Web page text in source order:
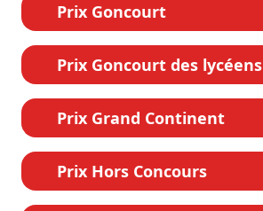
Prix Goncourt
Prix Goncourt des lycéens
Prix Grand Continent
Prix Hors Concours